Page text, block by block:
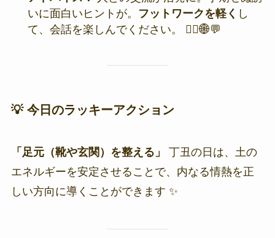
いに面白いヒントが。
フットワークを軽く し
て、会話を楽しんでください。 🏃‍♂️🌐💬
💡 今日のラッキーアクション
「足元（靴や玄関）を整える」
丁丑の日は、土の
エネルギーを安定させることで、内なる情熱を正
しい方向に導くことができます ✨